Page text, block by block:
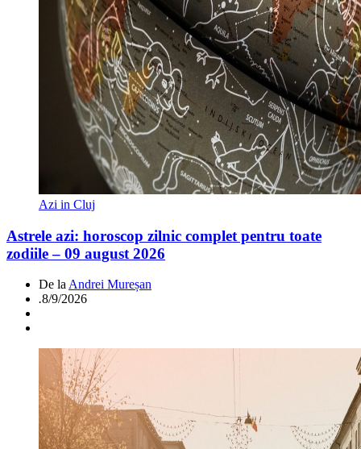
Azi in Cluj
Astrele azi: horoscop zilnic complet pentru toate
zodiile – 09 august 2026
De laAndrei Mureșan
.8/9/2026